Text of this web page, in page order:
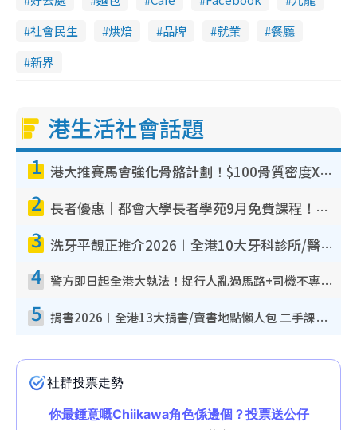
社會民生
烘焙 品牌 就業
餐廳
新界
港生活社會話題
1 港大推賽馬會強化骨骼計劃！$100骨質密度X光檢查 完成免費運動訓練送超市禮券！附參加資格
2 長者優惠｜都會大學長者學苑9月免費課程！多媒體/微電影創作/網絡安全 附報名方法教學
3 洗牙平靚正推介2026︱全港10大牙科診所/醫院懶人包 夜診至8點/鎮靜潔牙/醫療券適用
4 警方即日起全港大執法！捉行人亂過馬路+司機不專注駕駛！亂過馬路罰$2000
5 捐書2026︱全港13大捐書/賣書地點懶人包 二手課本最高$150＋舊書換免費咖啡/戲票